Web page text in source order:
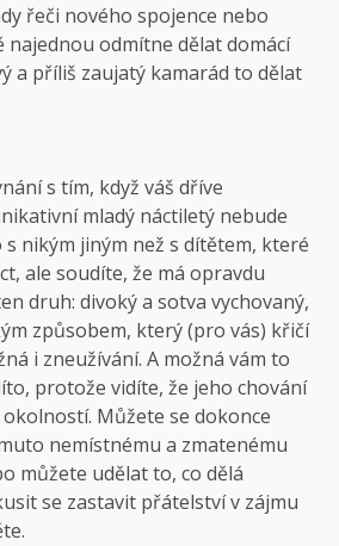
řeči nového spojence nebo
najednou odmítne dělat domácí
a příliš zaujatý kamarád to dělat
s tím, když váš dříve
mladý náctiletý nebude
nikým jiným než s dítětem, které
ale soudíte, že má opravdu
druh: divoký a sotva vychovaný,
způsobem, který (pro vás) křičí
i zneužívání. A možná vám to
protože vidíte, že jeho chování
Můžete se dokonce
nemístnému a zmatenému
můžete udělat to, co dělá
se zastavit přátelství v zájmu